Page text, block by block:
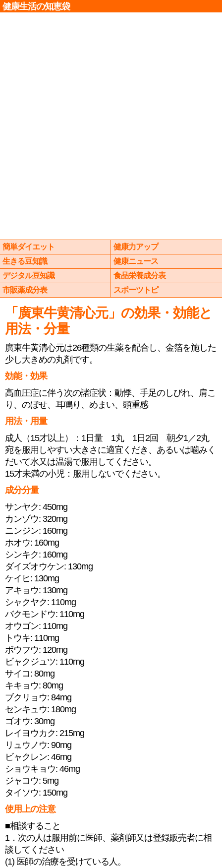
健康生活の知恵袋
簡単ダイエット
健康力アップ
生きる豆知識
健康ニュース
デジタル豆知識
食品栄養成分表
市販薬成分表
スポーツトピ
「廣東牛黄清心元」の効果・効能と
用法・分量
廣東牛黄清心元は26種類の生薬を配合し、金箔を施した
少し大きめの丸剤です。
効能・効果
高血圧症に伴う次の諸症状：動悸、手足のしびれ、肩こ
り、のぼせ、耳鳴り、めまい、頭重感
用法・用量
成人（15才以上）：1日量 1丸 1日2回 朝夕1／2丸
宛を服用しやすい大きさに適宜くだき、あるいは噛みく
だいて水又は温湯で服用してください。
15才未満の小児：服用しないでください。
成分分量
サンヤク: 450mg
カンゾウ: 320mg
ニンジン: 160mg
ホオウ: 160mg
シンキク: 160mg
ダイズオウケン: 130mg
ケイヒ: 130mg
アキョウ: 130mg
シャクヤク: 110mg
バクモンドウ: 110mg
オウゴン: 110mg
トウキ: 110mg
ボウフウ: 120mg
ビャクジュツ: 110mg
サイコ: 80mg
キキョウ: 80mg
ブクリョウ: 84mg
センキュウ: 180mg
ゴオウ: 30mg
レイヨウカク: 215mg
リュウノウ: 90mg
ビャクレン: 46mg
ショウキョウ: 46mg
ジャコウ: 5mg
タイソウ: 150mg
使用上の注意
■相談すること
1．次の人は服用前に医師、薬剤師又は登録販売者に相
談してください
(1) 医師の治療を受けている人。